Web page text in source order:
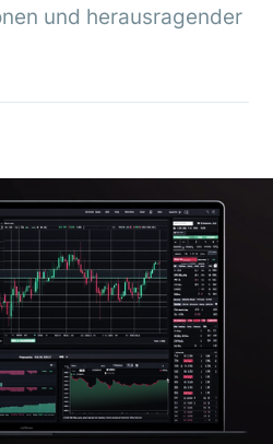
und herausragender